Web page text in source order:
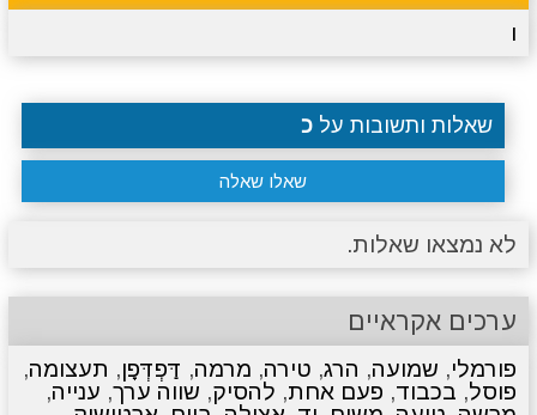
ו
שאלות ותשובות על כ
שאלו שאלה
לא נמצאו שאלות.
ערכים אקראיים
פורמלי, שמועה, הרג, טירה, מרמה, דַּפְדְּפָן, תעצומה,
פוסל, בכבוד, פעם אחת, להסיק, שווה ערך, ענייה,